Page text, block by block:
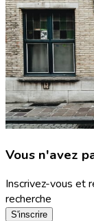
Vous n'avez
Inscrivez-vous et
recherche
S'inscrire